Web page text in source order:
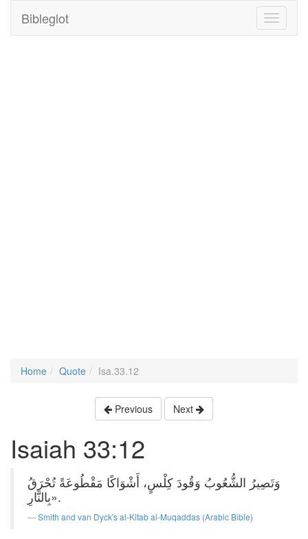
Toggle
Bibleglot
Home Quote Isa.33.12
Previous Next
Isaiah 33:12
وَتَصِيرُ الشُّعُوبُ وَقُودَ كِلْسٍ، أَشْوَاكًا مَقْطُوعَةً تُحْرَقُ
بِالنَّارِ».
Smith and van Dyck's al-Kitab al-Muqaddas (Arabic Bible)